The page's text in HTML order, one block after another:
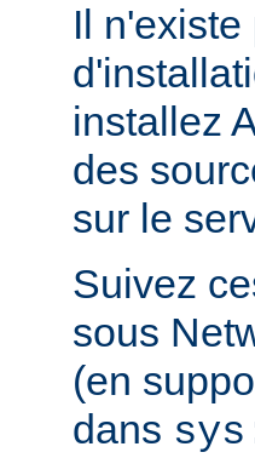
Il
installez
des
sur le
Suivez
sous
(en
dans